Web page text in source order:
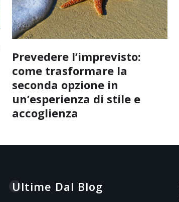
Prevedere l’imprevisto:
come trasformare la
seconda opzione in
un’esperienza di stile e
accoglienza
Ultime Dal Blog